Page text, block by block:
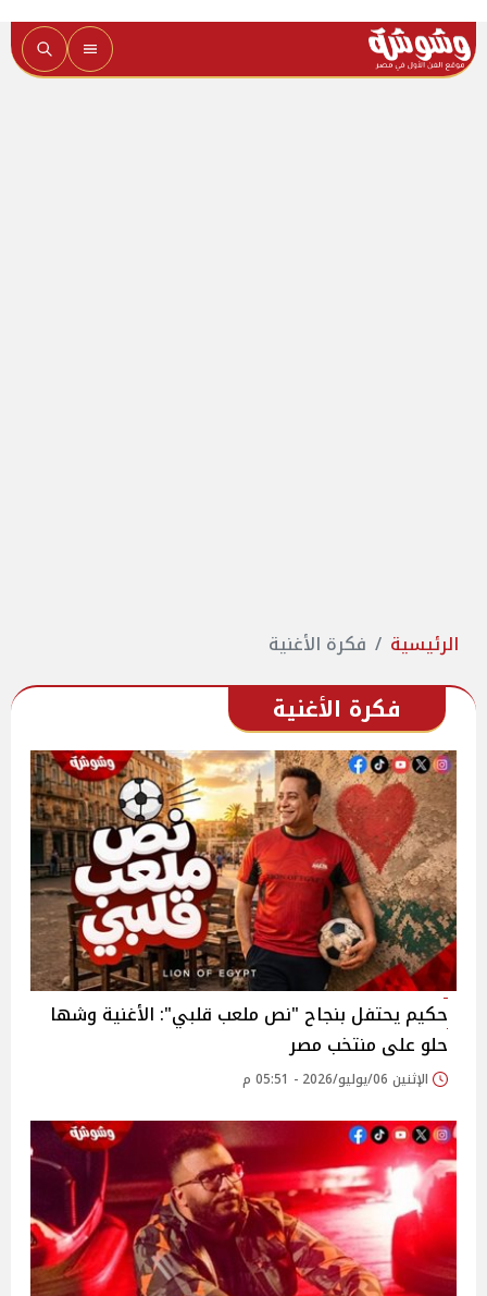
الرئيسية فكرة الأغنية
فكرة الأغنية
حكيم يحتفل بنجاح "نص ملعب قلبي": الأغنية وشها
حلو على منتخب مصر
الإثنين 06/يوليو/2026 - 05:51 م